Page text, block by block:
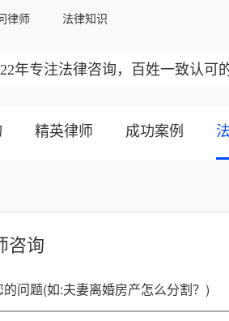
律师 法律知识
22年专注法律咨询，百姓一致认可
精英律师 成功案例
咨询